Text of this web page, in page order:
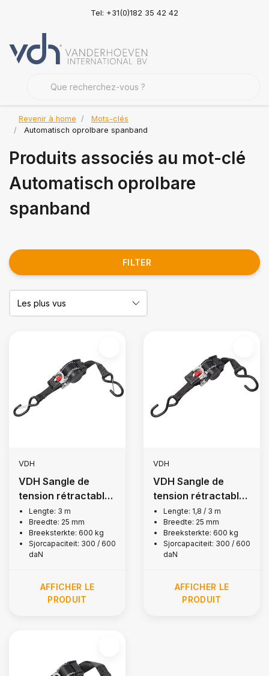
Tel: +31(0)182 35 42 42
Revenir à home
Mots-clés
Automatisch oprolbare spanband
Produits associés au mot-clé
Automatisch oprolbare
spanband
FILTER
VDH
VDH Sangle de
tension rétractable
automatiquement,
600 kg
Lengte: 3 m
Breedte: 25 mm
Breeksterkte: 600 kg
Sjorcapaciteit: 300 / 600
daN
AFFICHER LE
PRODUIT
VDH
VDH Sangle de
tension rétractable
automatiquement,
600 kg
Lengte: 1,8 / 3 m
Breedte: 25 mm
Breeksterkte: 600 kg
Sjorcapaciteit: 300 / 600
daN
AFFICHER LE
PRODUIT